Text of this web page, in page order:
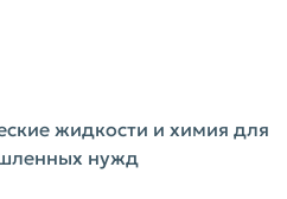
жидкости и химия для
нужд